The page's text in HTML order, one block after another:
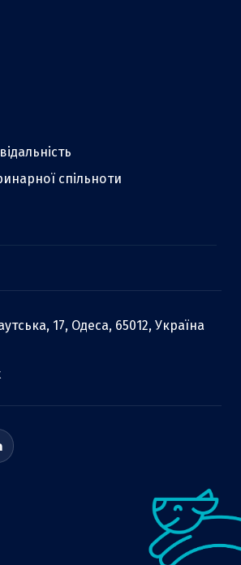
спільноти
17, Одеса, 65012, Україна